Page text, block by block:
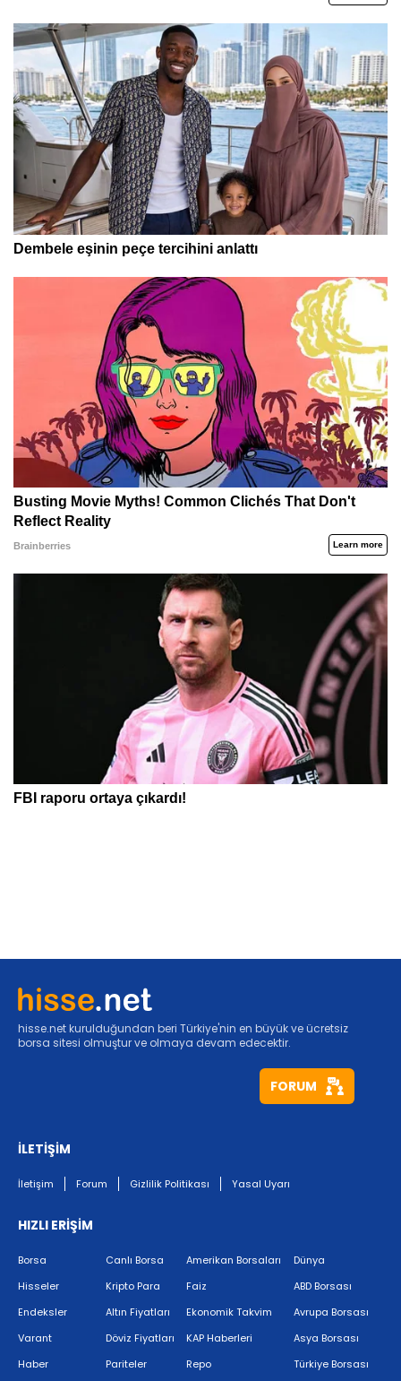
hisse.net kurulduğundan beri Türkiye'nin en büyük ve ücretsiz
borsa sitesi olmuştur ve olmaya devam edecektir.
FORUM
İLETİŞİM
İletişim Forum Gizlilik Politikası Yasal Uyarı
HIZLI ERİŞİM
Borsa
Hisseler
Endeksler
Varant
Haber
Canlı Borsa
Kripto Para
Altın Fiyatları
Döviz Fiyatları
Pariteler
Amerikan Borsaları
Faiz
Ekonomik Takvim
KAP Haberleri
Repo
Dünya
ABD Borsası
Avrupa Borsası
Asya Borsası
Türkiye Borsası